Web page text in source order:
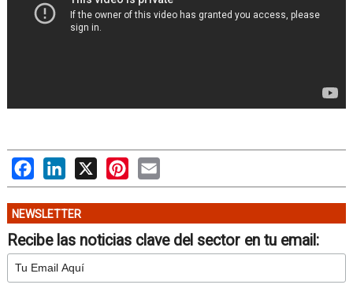
FacebookLinkedIn
X PinterestEmail
NEWSLETTER
Recibe las noticias clave del sector en tu email: